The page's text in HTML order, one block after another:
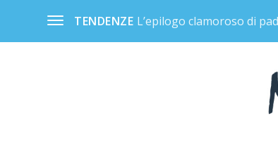
TENDENZE L’epilogo clamoroso di